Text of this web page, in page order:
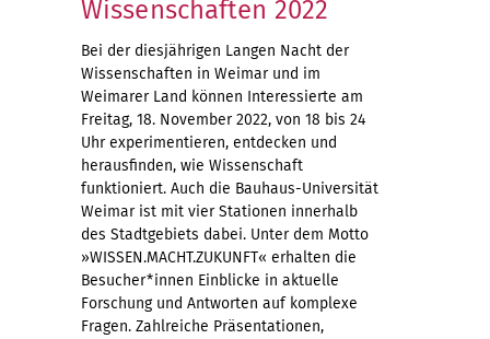
Wissenschaften 2022
Bei der diesjährigen Langen Nacht der
Wissenschaften in Weimar und im
Weimarer Land können Interessierte am
Freitag, 18. November 2022, von 18 bis 24
Uhr experimentieren, entdecken und
herausfinden, wie Wissenschaft
funktioniert. Auch die Bauhaus-Universität
Weimar ist mit vier Stationen innerhalb
des Stadtgebiets dabei. Unter dem Motto
»WISSEN.MACHT.ZUKUNFT« erhalten die
Besucher*innen Einblicke in aktuelle
Forschung und Antworten auf komplexe
Fragen. Zahlreiche Präsentationen,